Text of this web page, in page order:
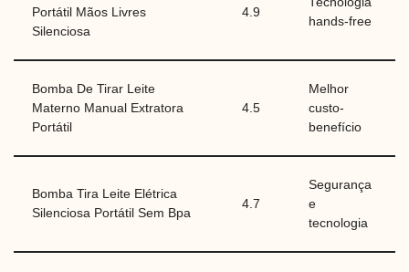
Portátil Mãos Livres
Silenciosa
4.9
hands-free
Bomba De Tirar Leite
Materno Manual Extratora
Portátil
4.5
Melhor
custo-
benefício
Bomba Tira Leite Elétrica
Silenciosa Portátil Sem Bpa
4.7
Segurança
e
tecnologia